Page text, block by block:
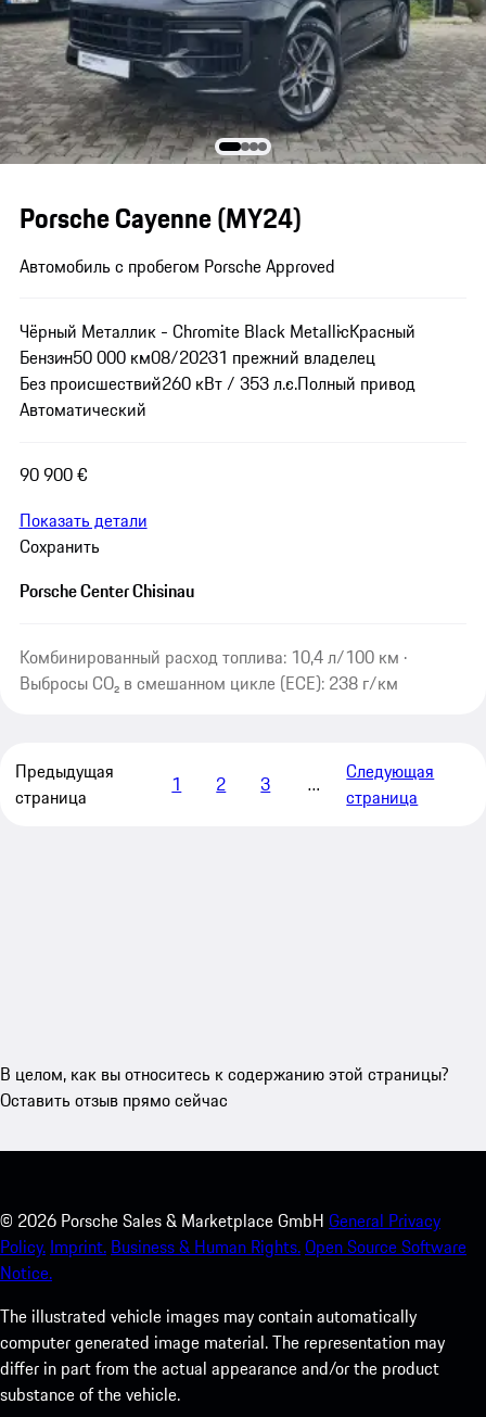
Porsche Cayenne (MY24)
Автомобиль с пробегом Porsche Approved
Чёрный Металлик - Chromite Black MetallicКрасный
Бензин50 000 км08/20231 прежний владелец
Без происшествий260 кВт / 353 л.с.Полный привод
Автоматический
90 900 €
Показать детали
Сохранить
Porsche Center Chisinau
Комбинированный расход топлива: 10,4 л/100 км ·
Выбросы CO₂ в смешанном цикле (ECE): 238 г/км
Предыдущая
страница
1 2 3 …
Следующая
страница
В целом, как вы относитесь к содержанию этой страницы?
Оставить отзыв прямо сейчас
© 2026 Porsche Sales & Marketplace GmbH General Privacy
Policy. Imprint. Business & Human Rights.Open Source Software
Notice.
The illustrated vehicle images may contain automatically
computer generated image material. The representation may
differ in part from the actual appearance and/or the product
substance of the vehicle.